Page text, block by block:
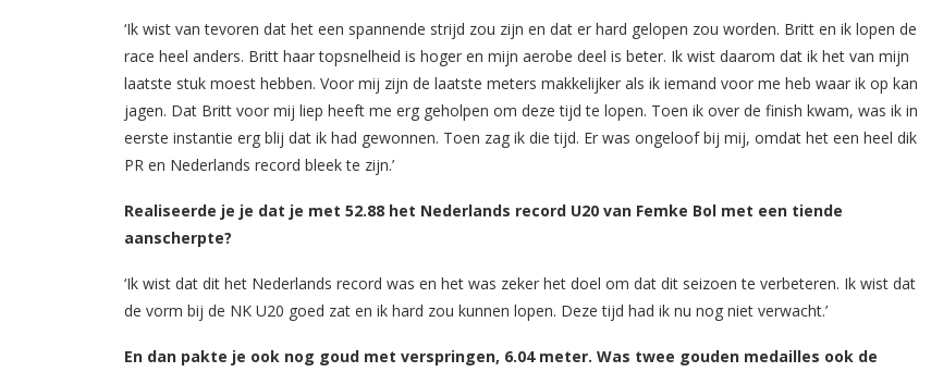
‘Ik wist van tevoren dat het een spannende strijd zou zijn en dat er hard gelopen zou worden. Britt en ik lopen de
race heel anders. Britt haar topsnelheid is hoger en mijn aerobe deel is beter. Ik wist daarom dat ik het van mijn
laatste stuk moest hebben. Voor mij zijn de laatste meters makkelijker als ik iemand voor me heb waar ik op kan
jagen. Dat Britt voor mij liep heeft me erg geholpen om deze tijd te lopen. Toen ik over de finish kwam, was ik in
eerste instantie erg blij dat ik had gewonnen. Toen zag ik die tijd. Er was ongeloof bij mij, omdat het een heel dik
PR en Nederlands record bleek te zijn.’
Realiseerde je je dat je met 52.88 het Nederlands record U20 van Femke Bol met een tiende
aanscherpte?
‘Ik wist dat dit het Nederlands record was en het was zeker het doel om dat dit seizoen te verbeteren. Ik wist dat
de vorm bij de NK U20 goed zat en ik hard zou kunnen lopen. Deze tijd had ik nu nog niet verwacht.’
En dan pakte je ook nog goud met verspringen, 6.04 meter. Was twee gouden medailles ook de